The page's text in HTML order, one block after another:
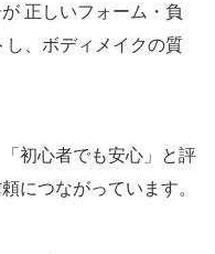
正しいフォーム・負
、ボディメイクの質
初心者でも安心」と評
につながっています。